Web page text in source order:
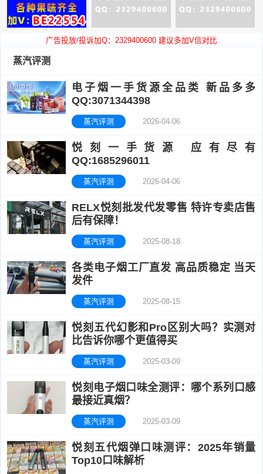
广告投放/投诉加Q：2329400600 建议多加V信对比
蒸汽评测
电子烟一手货源全品类 新品多多
QQ:3071344398
蒸汽评测 2026-04-06
悦刻一手货源 应有尽有
QQ:1685296011
蒸汽评测 2026-04-06
RELX悦刻批发代发零售 特许专卖店售
后有保障！
蒸汽评测 2025-08-18
各类电子烟工厂直发 高品质稳定 当天
发件
蒸汽评测 2025-08-15
悦刻五代幻影和Pro区别大吗？实测对
比告诉你哪个更值得买
蒸汽评测 2025-03-09
悦刻电子烟口味全测评：哪个系列口感
最接近真烟？
蒸汽评测 2025-03-09
悦刻五代烟弹口味测评：2025年销量
Top10口味解析